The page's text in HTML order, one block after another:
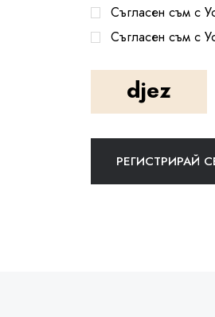
Съгласен съм с
Съгласен съм с
djez